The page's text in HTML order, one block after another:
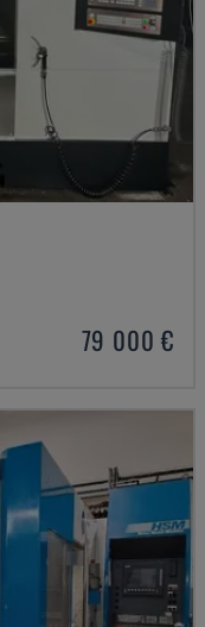
79 000 €